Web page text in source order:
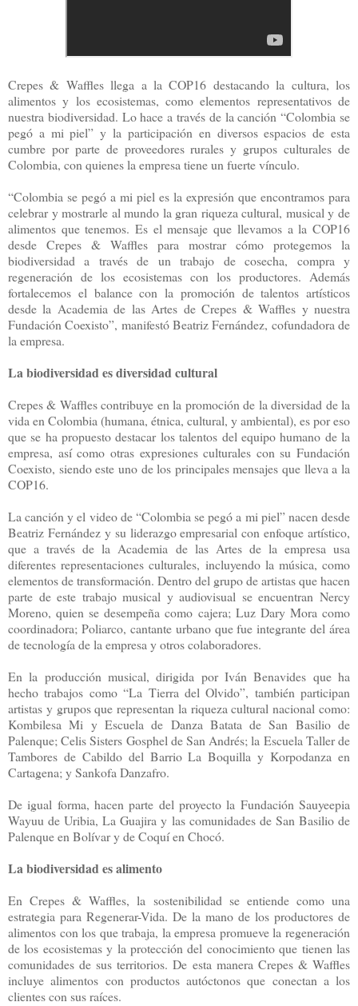
Crepes & Waffles llega a la COP16 destacando la cultura, los
alimentos y los ecosistemas, como elementos representativos de
nuestra biodiversidad. Lo hace a través de la canción “Colombia se
pegó a mi piel” y la participación en diversos espacios de esta
cumbre por parte de proveedores rurales y grupos culturales de
Colombia, con quienes la empresa tiene un fuerte vínculo.
“Colombia se pegó a mi piel es la expresión que encontramos para
celebrar y mostrarle al mundo la gran riqueza cultural, musical y de
alimentos que tenemos. Es el mensaje que llevamos a la COP16
desde Crepes & Waffles para mostrar cómo protegemos la
biodiversidad a través de un trabajo de cosecha, compra y
regeneración de los ecosistemas con los productores. Además
fortalecemos el balance con la promoción de talentos artísticos
desde la Academia de las Artes de Crepes & Waffles y nuestra
Fundación Coexisto”, manifestó Beatriz Fernández, cofundadora de
la empresa.
La biodiversidad es diversidad cultural
Crepes & Waffles contribuye en la promoción de la diversidad de la
vida en Colombia (humana, étnica, cultural, y ambiental), es por eso
que se ha propuesto destacar los talentos del equipo humano de la
empresa, así como otras expresiones culturales con su Fundación
Coexisto, siendo este uno de los principales mensajes que lleva a la
COP16.
La canción y el video de “Colombia se pegó a mi piel” nacen desde
Beatriz Fernández y su liderazgo empresarial con enfoque artístico,
que a través de la Academia de las Artes de la empresa usa
diferentes representaciones culturales, incluyendo la música, como
elementos de transformación. Dentro del grupo de artistas que hacen
parte de este trabajo musical y audiovisual se encuentran Nercy
Moreno, quien se desempeña como cajera; Luz Dary Mora como
coordinadora; Poliarco, cantante urbano que fue integrante del área
de tecnología de la empresa y otros colaboradores.
En la producción musical, dirigida por Iván Benavides que ha
hecho trabajos como “La Tierra del Olvido”, también participan
artistas y grupos que representan la riqueza cultural nacional como:
Kombilesa Mi y Escuela de Danza Batata de San Basilio de
Palenque; Celis Sisters Gosphel de San Andrés; la Escuela Taller de
Tambores de Cabildo del Barrio La Boquilla y Korpodanza en
Cartagena; y Sankofa Danzafro.
De igual forma, hacen parte del proyecto la Fundación Sauyeepia
Wayuu de Uribia, La Guajira y las comunidades de San Basilio de
Palenque en Bolívar y de Coquí en Chocó.
La biodiversidad es alimento
En Crepes & Waffles, la sostenibilidad se entiende como una
estrategia para Regenerar-Vida. De la mano de los productores de
alimentos con los que trabaja, la empresa promueve la regeneración
de los ecosistemas y la protección del conocimiento que tienen las
comunidades de sus territorios. De esta manera Crepes & Waffles
incluye alimentos con productos autóctonos que conectan a los
clientes con sus raíces.